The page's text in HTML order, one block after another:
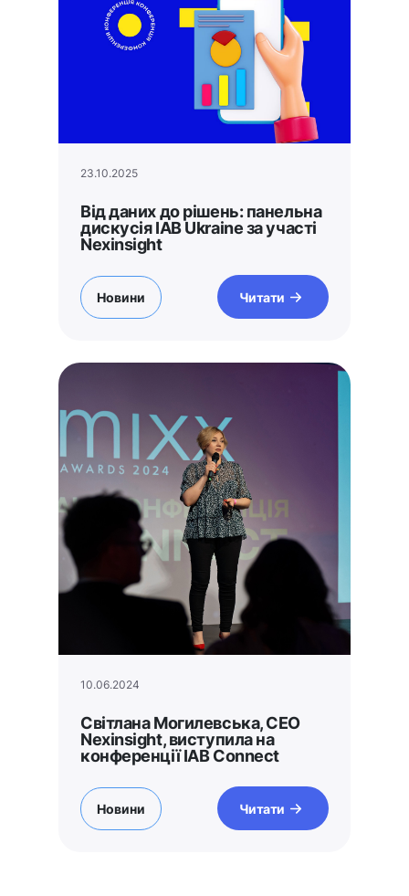
23.10.2025
Від даних до рішень: панельна
дискусія IAB Ukraine за участі
Nexinsight
Новини Читати
10.06.2024
Світлана Могилевська, СЕО
Nexinsight, виступила на
конференції IAB Connect
Новини Читати